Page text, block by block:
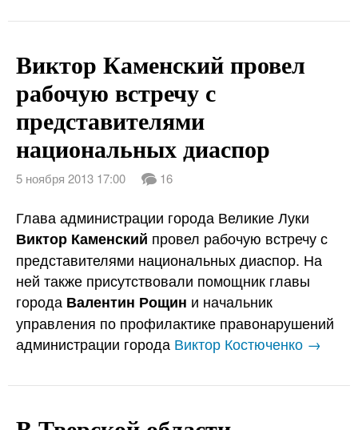
Виктор Каменский провел
рабочую встречу с
представителями
национальных диаспор
5 ноября 2013 17:00 16
Глава администрации города Великие Луки
Виктор Каменский провел рабочую встречу с
представителями национальных диаспор. На
ней также присутствовали помощник главы
города Валентин Рощин и начальник
управления по профилактике правонарушений
администрации города Виктор Костюченко →